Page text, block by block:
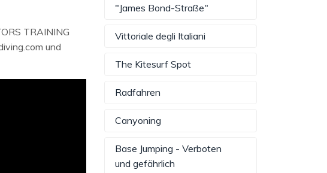
TRAINING
und
"James Bond-Straße"
Vittoriale degli Italiani
The Kitesurf Spot
Radfahren
Canyoning
Base Jumping - Verboten
und gefährlich